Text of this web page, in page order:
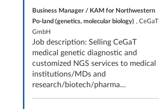
Business Manager / KAM for Northwestern
Po-land (genetics, molecular biology) , CeGaT
GmbH
Job description: Selling CeGaT
medical genetic diagnostic and
customized NGS services to medical
institutions/MDs and
research/biotech/pharma...